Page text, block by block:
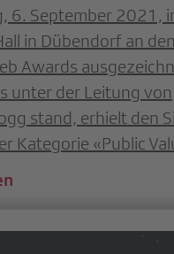
6. September 2021,
in Dübendorf an
Awards
unter der Leitung von
stand, erhielt den
Kategorie «Public